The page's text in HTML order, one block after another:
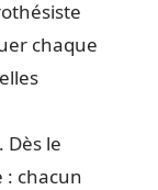
chaque
le
: chacun